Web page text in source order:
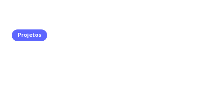
Projetos